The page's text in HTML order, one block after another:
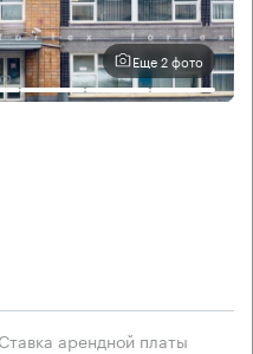
Еще 2 фото
Ставка арендной платы